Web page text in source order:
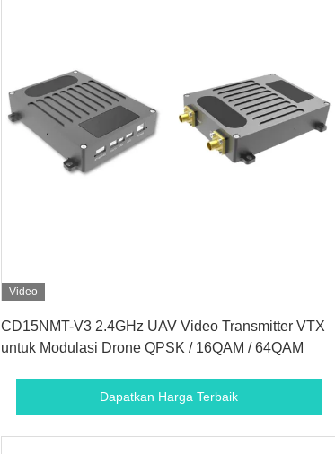
Video
CD15NMT-V3 2.4GHz UAV Video Transmitter VTX
untuk Modulasi Drone QPSK / 16QAM / 64QAM
Dapatkan Harga Terbaik